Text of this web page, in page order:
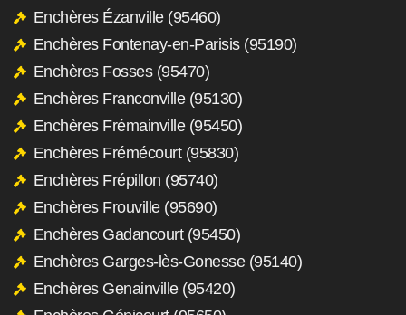
Enchères Ézanville (95460)
Enchères Fontenay-en-Parisis (95190)
Enchères Fosses (95470)
Enchères Franconville (95130)
Enchères Frémainville (95450)
Enchères Frémécourt (95830)
Enchères Frépillon (95740)
Enchères Frouville (95690)
Enchères Gadancourt (95450)
Enchères Garges-lès-Gonesse (95140)
Enchères Genainville (95420)